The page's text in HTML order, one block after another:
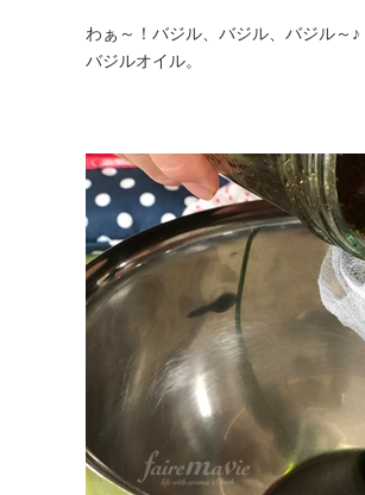
わぁ～！バジル、バジル、バジル～♪
バジルオイル。